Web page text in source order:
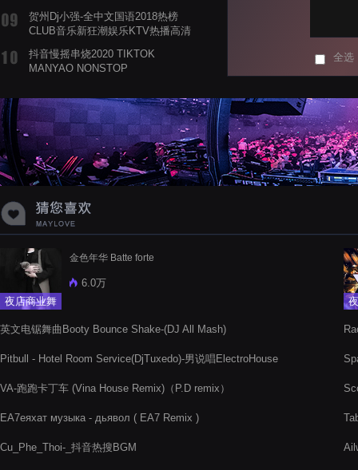
贺州Dj小强-全中文国语2018热榜
CLUB音乐新狂潮娱乐KTV热播高清
抖音慢摇串烧2020 TIKTOK
MANYAO NONSTOP
蝉爸爸妈妈爱存在夏天的风是想你的
声音啊
全选
夜店商业舞
金色年华 Batte forte
6.0万
英文电锯舞曲Booty Bounce Shake-(DJ All Mash)
Pitbull - Hotel Room Service(DjTuxedo)-男说唱ElectroHouse
VA-跑跑卡丁车 (Vina House Remix)（P.D remix）
EA7еяхат музыка - дьявол ( EA7 Remix )
Cu_Phe_Thoi-_抖音热搜BGM